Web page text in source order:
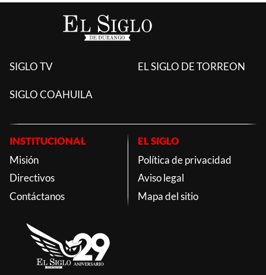
SIGLO TV EL SIGLO DE TORREON
SIGLO COAHUILA
INSTITUCIONAL
Misión
Directivos
Contáctanos
EL SIGLO
Política de privacidad
Aviso legal
Mapa del sitio